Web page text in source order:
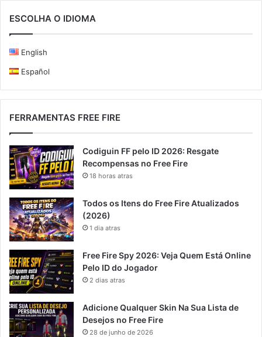
ESCOLHA O IDIOMA
English
Español
FERRAMENTAS FREE FIRE
Codiguin FF pelo ID 2026: Resgate
Recompensas no Free Fire
18 horas atras
Todos os Itens do Free Fire Atualizados
(2026)
1 dia atras
Free Fire Spy 2026: Veja Quem Está Online
Pelo ID do Jogador
2 dias atras
Adicione Qualquer Skin Na Sua Lista de
Desejos no Free Fire
28 de junho de 2026